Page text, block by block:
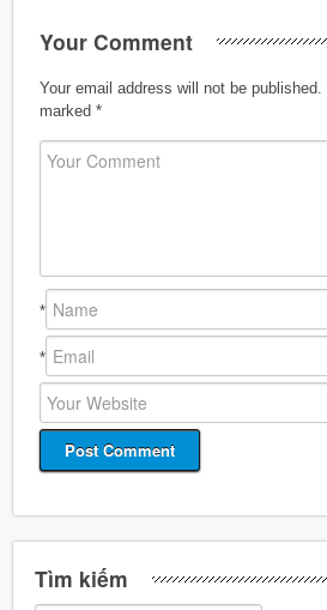
Your Comment
Your email address will not be published.
marked *
*
*
Tìm kiếm